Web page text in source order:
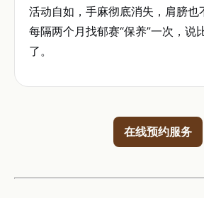
活动自如，手麻彻底消失，肩膀也
每隔两个月找郁赛“保养”一次，说
了。
在线预约服务